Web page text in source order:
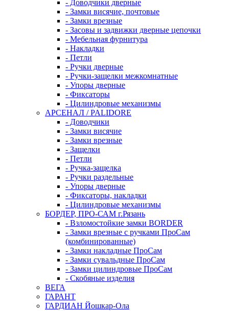
- Доводчики дверные
- Замки висячие, почтовые
- Замки врезные
- Засовы и задвижки дверные цепочки
- Мебельная фурнитура
- Накладки
- Петли
- Ручки дверные
- Ручки-защелки межкомнатные
- Упоры дверные
- Фиксаторы
- Цилиндровые механизмы
АРСЕНАЛ / PALIDORE
- Доводчики
- Замки висячие
- Замки врезные
- Защелки
- Петли
- Ручка-защелка
- Ручки раздельные
- Упоры дверные
- Фиксаторы, накладки
- Цилиндровые механизмы
БОРДЕР, ПРО-САМ г.Рязань
- Взломостойкие замки BORDER
- Замки врезные с ручками ПроСам
(комбинированные)
- Замки накладные ПроСам
- Замки сувальдные ПроСам
- Замки цилиндровые ПроСам
- Скобяные изделия
ВЕГА
ГАРАНТ
ГАРДИАН Йошкар-Ола